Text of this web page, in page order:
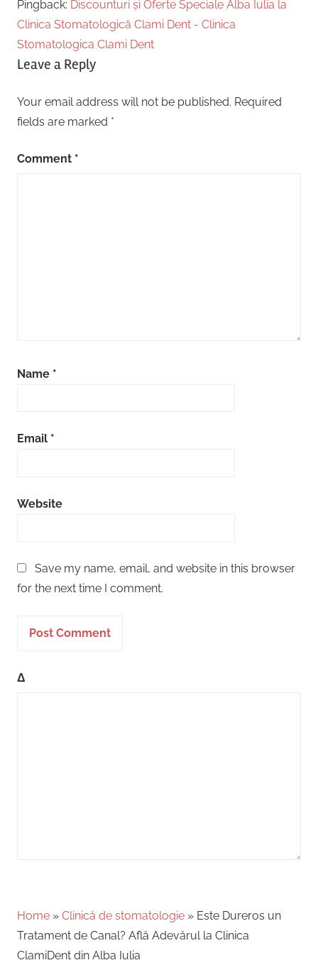
Pingback: Discounturi și Oferte Speciale Alba Iulia la
Clinica Stomatologică Clami Dent - Clinica
Stomatologica Clami Dent
Leave a Reply
Your email address will not be published. Required
fields are marked *
Comment *
Name *
Email *
Website
Save my name, email, and website in this browser
for the next time I comment.
Δ
Home » Clinică de stomatologie » Este Dureros un
Tratament de Canal? Află Adevărul la Clinica
ClamiDent din Alba Iulia